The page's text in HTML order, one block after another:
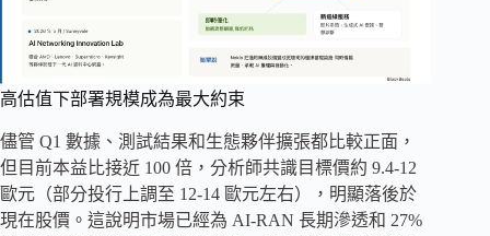
高估值下部署規模成為最大約束
儘管 Q1 數據、測試結果和生態夥伴擴張都比較正面，
但目前本益比接近 100 倍，分析師共識目標價約 9.4-12
歐元（部分投行上調至 12-14 歐元左右），明顯落後於
現在股價。這說明市場已經為 AI-RAN 長期滲透和 27%